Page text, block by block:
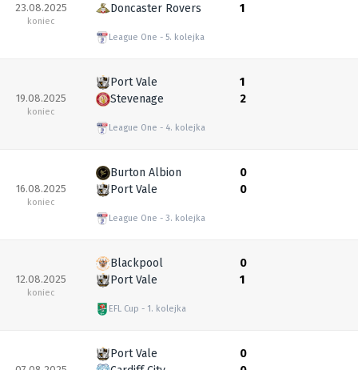
23.08.2025
koniec
Doncaster Rovers
League One 5. kolejka
1
19.08.2025
koniec
Port Vale
Stevenage
League One 4. kolejka
1
2
16.08.2025
koniec
Burton Albion
Port Vale
League One 3. kolejka
0
0
12.08.2025
koniec
Blackpool
Port Vale
EFL Cup 1. kolejka
0
1
Port Vale
0